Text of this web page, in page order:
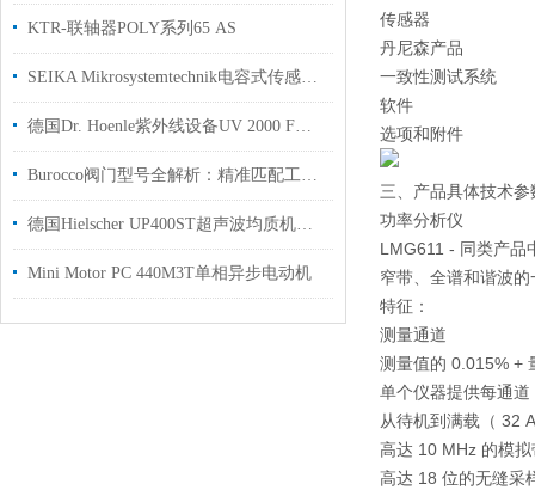
KTR-联轴器POLY系列65 AS
SEIKA Mikrosystemtechnik电容式传感器介绍
德国Dr. Hoenle紫外线设备UV 2000 F用于喷墨印刷和柔版印刷
Burocco阀门型号全解析：精准匹配工况，意式精工赋能多元工业
德国Hielscher UP400ST超声波均质机使用介绍国内代理
Mini Motor PC 440M3T单相异步电动机
传感器
丹尼森产品
一致性测试系统
软件
选项和附件
三、产品具体技术参
功率分析仪
LMG611 - 同类产品
窄带、全谱和谐波
特征：
测量通道
测量值的 0.015% +
单个仪器提供每通
从待机到满载（ 32
高达 10 MHz 的模
高达 18 位的无缝采